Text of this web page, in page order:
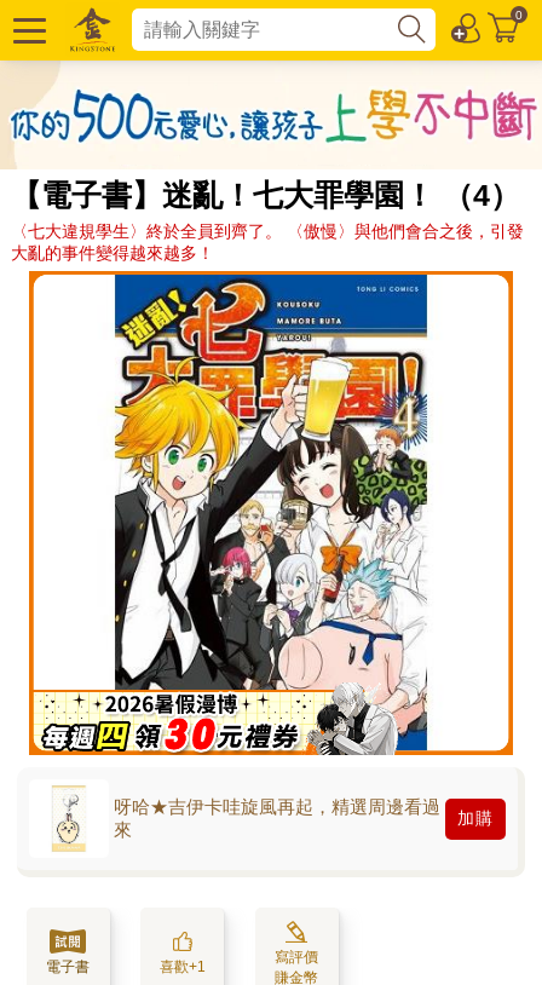
0
【電子書】迷亂！七大罪學園！ （4）
〈七大違規學生〉終於全員到齊了。 〈傲慢〉與他們會合之後，引發
大亂的事件變得越來越多！
呀哈★吉伊卡哇旋風再起，精選周邊看過
來
加購
電子書 喜歡+1
寫評價
賺金幣